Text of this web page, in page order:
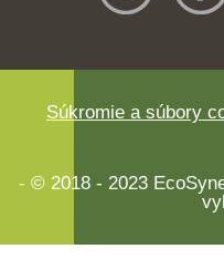
Súkromie a súbory
- © 2018 - 2023